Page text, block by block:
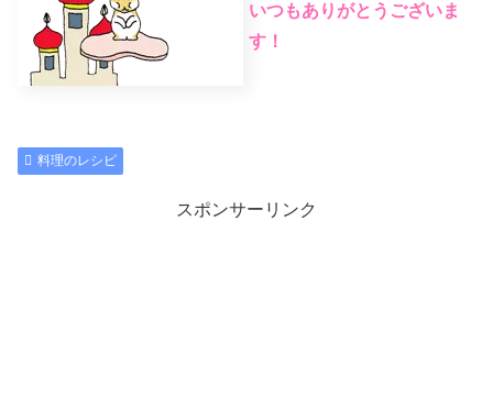
いつもありがとうございま
す！
料理のレシピ
スポンサーリンク